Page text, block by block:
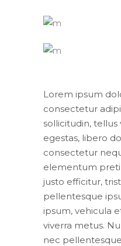
Lorem ipsum
consectetur
sollicitudin,
egestas, libero
consectetur
elementum
justo efficitur,
pellentesque
ipsum, vehicula
viverra metus.
nec